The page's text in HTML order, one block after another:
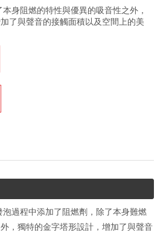
身阻燃的特性與優異的吸音性之外，
了與聲音的接觸面積以及空間上的美
泡過程中添加了阻燃劑，除了本身難燃
，獨特的金字塔形設計，增加了與聲音